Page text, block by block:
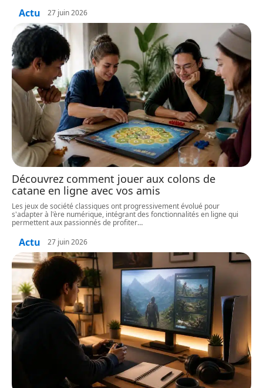
Actu 27 juin 2026
Découvrez comment jouer aux colons de
catane en ligne avec vos amis
Les jeux de société classiques ont progressivement évolué pour
s'adapter à l'ère numérique, intégrant des fonctionnalités en ligne qui
permettent aux passionnés de profiter…
Actu 27 juin 2026